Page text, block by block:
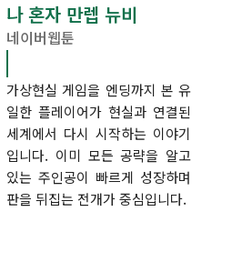
나 혼자 만렙 뉴비
네이버웹툰
가상현실 게임을 엔딩까지 본 유
일한 플레이어가 현실과 연결된
세계에서 다시 시작하는 이야기
입니다. 이미 모든 공략을 알고
있는 주인공이 빠르게 성장하며
판을 뒤집는 전개가 중심입니다.